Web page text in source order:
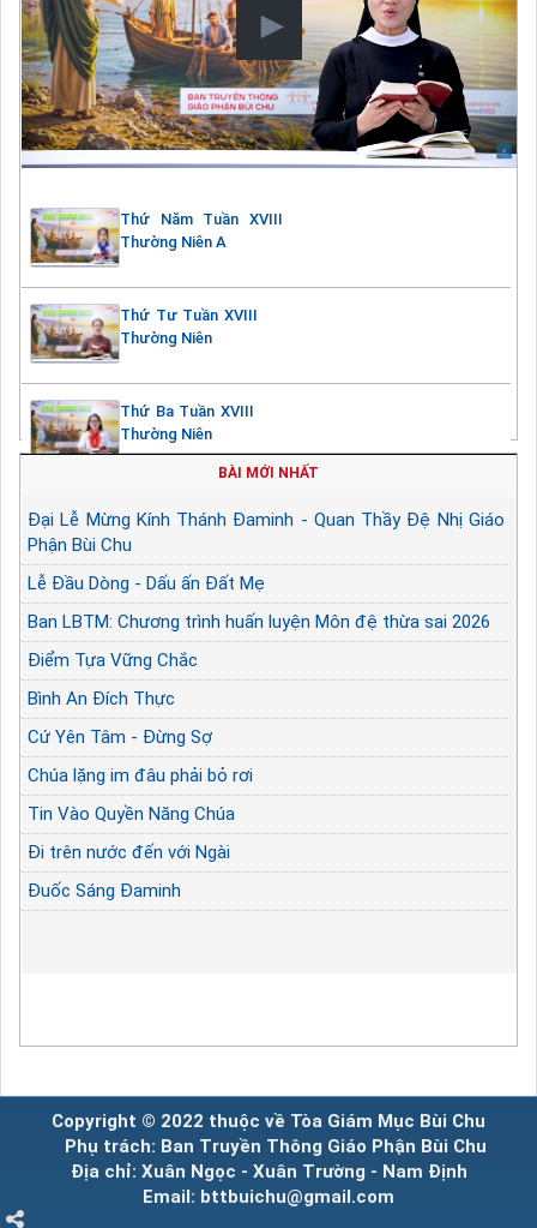
Thứ Năm Tuần XVIII
Thường Niên A
Thứ Tư Tuần XVIII
Thường Niên
Thứ Ba Tuần XVIII
Thường Niên
BÀI MỚI NHẤT
Đại Lễ Mừng Kính Thánh Đaminh - Quan Thầy Đệ Nhị Giáo
Phận Bùi Chu
Lễ Đầu Dòng - Dấu ấn Đất Mẹ
Ban LBTM: Chương trình huấn luyện Môn đệ thừa sai 2026
Điểm Tựa Vững Chắc
Bình An Đích Thực
Cứ Yên Tâm - Đừng Sợ
Chúa lặng im đâu phải bỏ rơi
Tin Vào Quyền Năng Chúa
Đi trên nước đến với Ngài
Đuốc Sáng Đaminh
Copyright © 2022 thuộc về Tòa Giám Mục Bùi Chu
Phụ trách: Ban Truyền Thông Giáo Phận Bùi Chu
Địa chỉ: Xuân Ngọc - Xuân Trường - Nam Định
Email: bttbuichu@gmail.com